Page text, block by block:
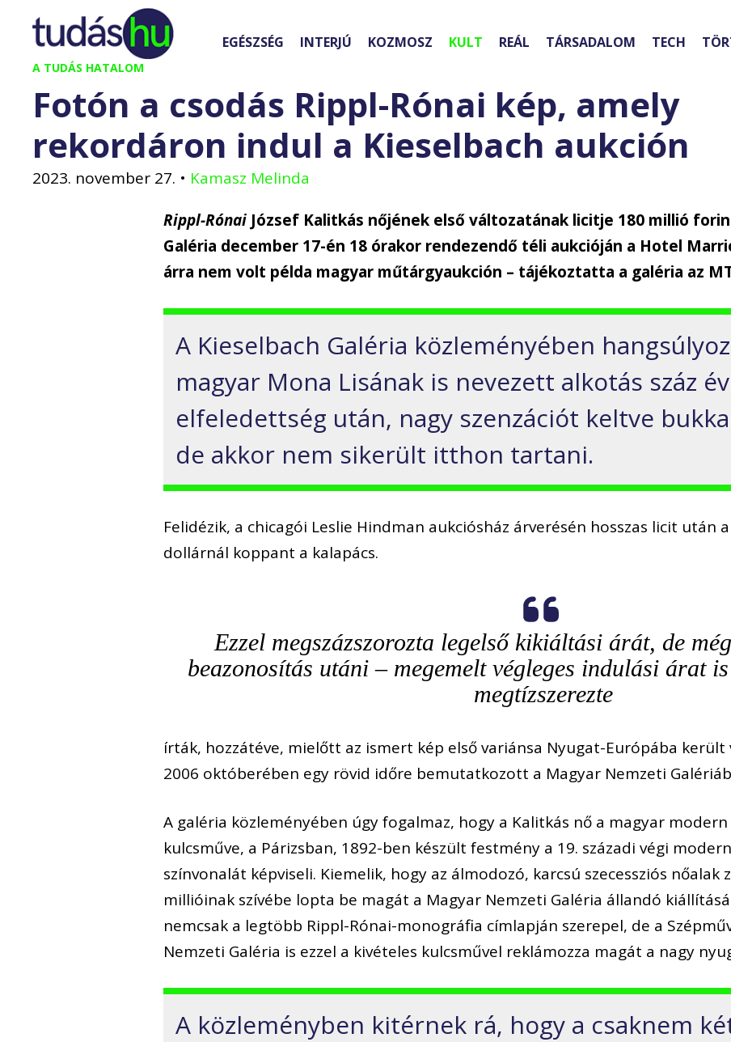
Kilépés
tartalomba
A TUDÁS HATALOM
EGÉSZSÉG INTERJÚ KOZMOSZ KULT REÁL TÁRSADALOM TECH
Fotón a csodás Rippl-Rónai kép, amely
rekordáron indul a Kieselbach aukción
2023. november 27. • Kamasz Melinda
Rippl-RónaiJózsef Kalitkás nőjének első változatának licitje 180 millió
Galéria december 17-én 18 órakor rendezendő téli aukcióján a Hotel
árra nem volt példa magyar műtárgyaukción – tájékoztatta a galéria az
A Kieselbach Galéria közleményében
magyar Mona Lisának is nevezett alkotás száz
elfeledettség után, nagy szenzációt keltve
de akkor nem sikerült itthon tartani.
Felidézik, a chicagói Leslie Hindman aukciósház árverésén hosszas licit után
dollárnál koppant a kalapács.
Ezzel megszázszorozta legelső kikiáltási árát, de
beazonosítás utáni – megemelt végleges indulási árat
megtízszerezte
írták, hozzátéve, mielőtt az ismert kép első variánsa Nyugat-Európába
2006 októberében egy rövid időre bemutatkozott a Magyar Nemzeti
A galéria közleményében úgy fogalmaz, hogy a Kalitkás nő a magyar
kulcsműve, a Párizsban, 1892-ben készült festmény a 19. századi végi
színvonalát képviseli. Kiemelik, hogy az álmodozó, karcsú szecessziós nőalak
millióinak szívébe lopta be magát a Magyar Nemzeti Galéria állandó
nemcsak a legtöbb Rippl-Rónai-monográfia címlapján szerepel, de a
Nemzeti Galéria is ezzel a kivételes kulcsművel reklámozza magát a nagy
A közleményben kitérnek rá, hogy a csaknem